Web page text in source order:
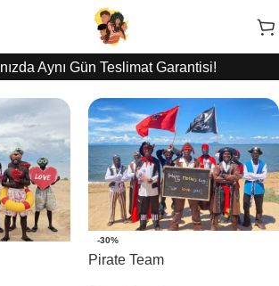
Aynı Gün Teslimat Garantisi!
-30%
Pirate Team